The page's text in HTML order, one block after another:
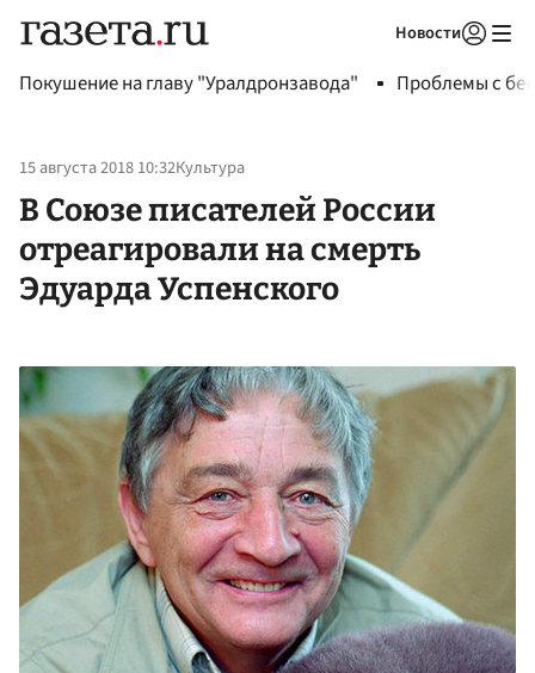
Новости
Покушение на главу "Уралдронзавода" Проблемы с
15 августа 2018 10:32Культура
В Союзе писателей России
отреагировали на смерть
Эдуарда Успенского